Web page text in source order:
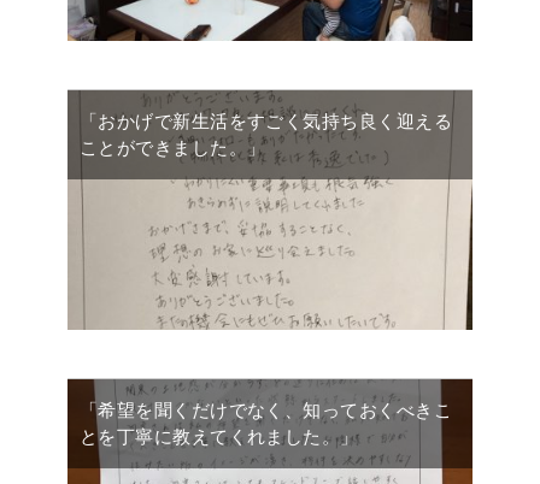
「おかげで新生活をすごく気持ち良く迎える
ことができました。」
「希望を聞くだけでなく、知っておくべきこ
とを丁寧に教えてくれました。」